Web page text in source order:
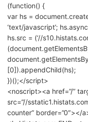
(function() {
var hs =
‘text/javascript’;
hs.src = (‘//
[0]).appendChild(hs);
})();</script>
<noscript><a href=”/”
src=”//
counter” border=”0″></